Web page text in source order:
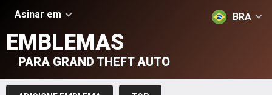
Asinar em BRA
EMBLEMAS
PARA GRAND THEFT AUTO